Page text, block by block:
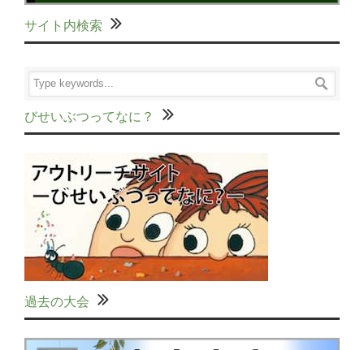
サイト内検索
びせいぶつってなに？
過去の大会